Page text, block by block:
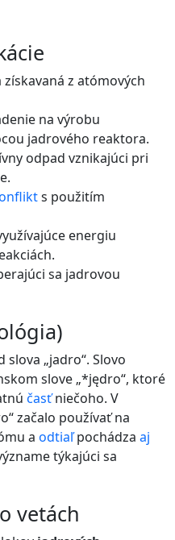
z atómových
na výrobu
jadrového reaktora.
odpad vznikajúci pri
s použitím
energiu
sa jadrovou
slova „jadro“. Slovo
slove „*jędro“, ktoré
časťniečoho. V
začalo používať na
a odtiaľpochádza aj
týkajúci sa
vetách